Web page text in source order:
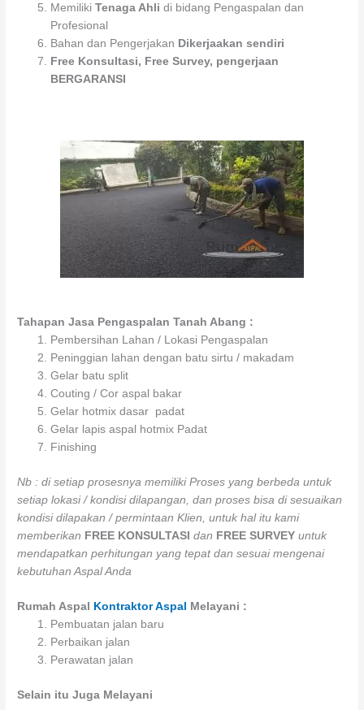
MemilikiTenaga Ahli di bidang Pengaspalan dan
Profesional
Bahan dan Pengerjakan Dikerjaakan sendiri
Free Konsultasi, Free Survey, pengerjaan
BERGARANSI
Tahapan Jasa Pengaspalan Tanah Abang :
Pembersihan Lahan / Lokasi Pengaspalan
Peninggian lahan dengan batu sirtu / makadam
Gelar batu split
Couting / Cor aspal bakar
Gelar hotmix dasar padat
Gelar lapis aspal hotmix Padat
Finishing
Nb : di setiap prosesnya memiliki Proses yang berbeda untuk
setiap lokasi / kondisi dilapangan, dan proses bisa di sesuaikan
kondisi dilapakan / permintaan Klien, untuk hal itu kami
memberikan FREE KONSULTASI dan FREE SURVEY untuk
mendapatkan perhitungan yang tepat dan sesuai mengenai
kebutuhan Aspal Anda
Rumah Aspal Kontraktor Aspal
Melayani :
Pembuatan jalan baru
Perbaikan jalan
Perawatan jalan
Selain itu Juga Melayani